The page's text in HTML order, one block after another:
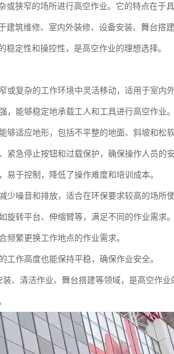
狭窄的场所进行高空作业。它的特点在于
筑维修、室内外装修、设备安装、舞台搭
定性和操控性，是高空作业的理想选择。
复杂的工作环境中灵活移动，适用于室内外
能够稳定地承载工人和工具进行高空作业。
适应地形，包括不平整的地面、斜坡和松软
急停止按钮和过载保护，确保操作人员的安
于控制，降低了操作难度和培训成本。
噪音和排放，适合在环保要求较高的场所使
转平台、伸缩臂等，满足不同的作业需求。
频繁更换工作地点的作业需求。
作高度也能保持平稳，确保作业安全。
、清洁作业、舞台搭建等领域，是高空作业